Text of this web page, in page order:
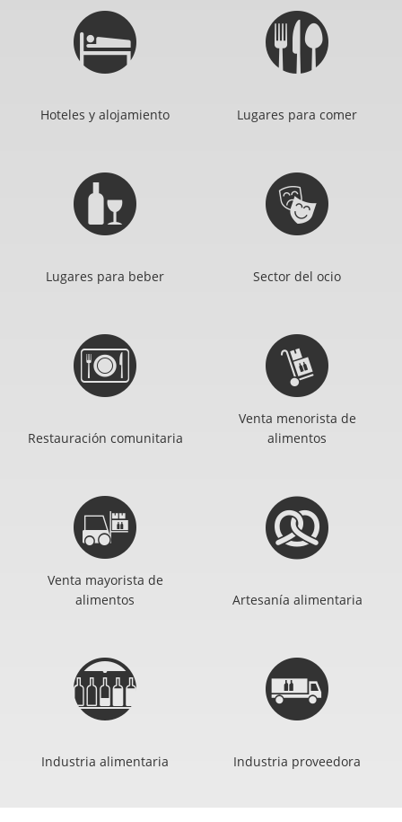
Hoteles y alojamiento Lugares para comer
Lugares para beber Sector del ocio
Restauración comunitaria
Venta menorista de
alimentos
Venta mayorista de
alimentos
Artesanía alimentaria
Industria alimentaria Industria proveedora